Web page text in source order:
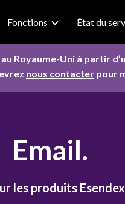
Fonctions État du
Royaume-Uni à partir
nous contacter pour
Email.
les produits